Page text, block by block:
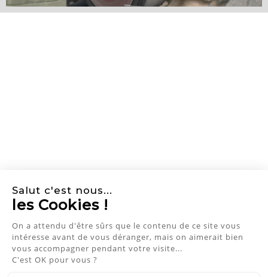
NEWSLETTER
les Cookies !
contenu de ce site vous intéresse
avant de vous déranger, mais on aimerait bien vous
accompagner pendant votre visite...
C'est OK pour vous ?